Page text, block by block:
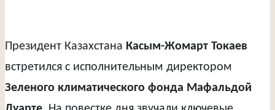
Президент Казахстана Касым-Жомарт Токаев
встретился с исполнительным директором
Зеленого климатического фонда Мафальдой